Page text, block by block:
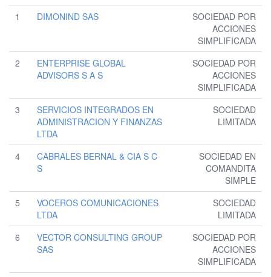
1
DIMONIND SAS
SOCIEDAD POR
ACCIONES
SIMPLIFICADA
2
ENTERPRISE GLOBAL
ADVISORS S A S
SOCIEDAD POR
ACCIONES
SIMPLIFICADA
3
SERVICIOS INTEGRADOS EN
ADMINISTRACION Y FINANZAS
LTDA
SOCIEDAD
LIMITADA
4
CABRALES BERNAL & CIA S C
S
SOCIEDAD EN
COMANDITA
SIMPLE
5
VOCEROS COMUNICACIONES
LTDA
SOCIEDAD
LIMITADA
6
VECTOR CONSULTING GROUP
SAS
SOCIEDAD POR
ACCIONES
SIMPLIFICADA